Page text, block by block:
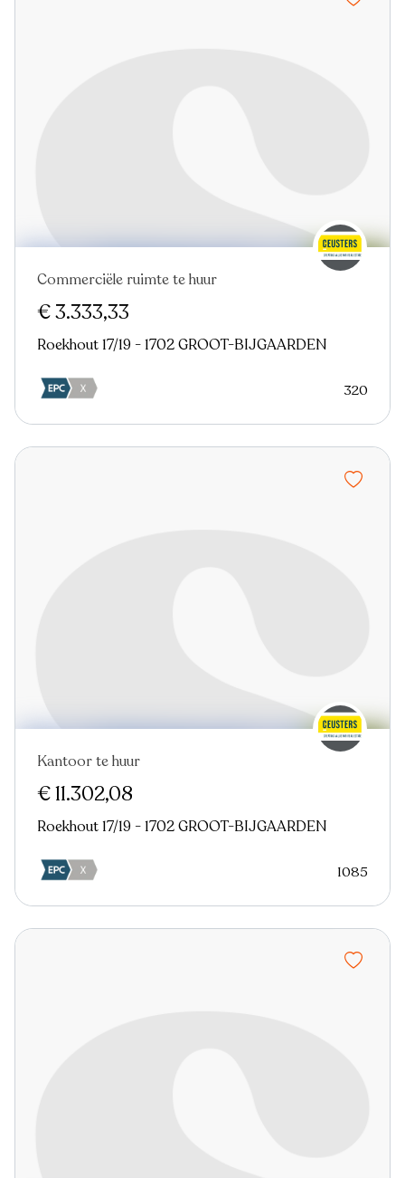
Commerciële ruimte te huur
€ 3.333,33
Roekhout 17/19 - 1702 GROOT-BIJGAARDEN
320
Kantoor te huur
€ 11.302,08
Roekhout 17/19 - 1702 GROOT-BIJGAARDEN
1085